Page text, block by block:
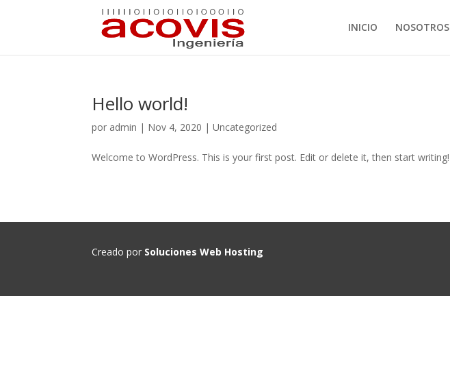
INICIO NOSOTROS
Hello world!
por admin | Nov 4, 2020 |Uncategorized
Welcome to WordPress. This is your first post. Edit or delete it, then start writing!
Creado por Soluciones Web Hosting